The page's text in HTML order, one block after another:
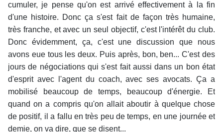
cumuler, je pense qu'on est arrivé effectivement à la fin
d'une histoire. Donc ça s'est fait de façon très humaine,
très franche, et avec un seul objectif, c'est l'intérêt du club.
Donc évidemment, ça, c'est une discussion que nous
avons eue tous les deux. Puis après, bon, ben... C'est des
jours de négociations qui s'est fait aussi dans un bon état
d'esprit avec l'agent du coach, avec ses avocats. Ça a
mobilisé beaucoup de temps, beaucoup d'énergie. Et
quand on a compris qu'on allait aboutir à quelque chose
de positif, il a fallu en très peu de temps, en une journée et
demie, on va dire, que se disent...